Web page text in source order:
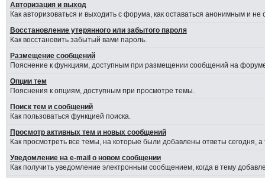
Авторизация и выход
Как авторизоваться и выходить с форума, как оставаться анонимным и
Восстановление утерянного или забытого пароля
Как восстановить забытый вами пароль.
Размещение сообщений
Пояснение к функциям, доступным при размещении сообщений на
Опции тем
Пояснения к опциям, доступным при просмотре темы.
Поиск тем и сообщений
Как пользоваться функцией поиска.
Просмотр активных тем и новых сообщений
Как просмотреть все темы, на которые были добавлены ответы сегодня,
Уведомление на е-mail о новом сообщении
Как получить уведомление электронным сообщением, когда в тему